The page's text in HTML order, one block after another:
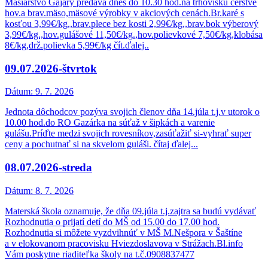
hov.a brav.mäso,mäsové výrobky v akciových cenách.Br.karé s
kosťou 3,99€/kg.,brav.plece bez kosti 2,99€/kg.,brav.bok výberový
3,99€/kg.,hov.gulášové 11,50€/kg.,hov.polievkové 7,50€/kg,klobása
8€/kg,drž.polievka 5,99€/kg čít.ďalej..
09.07.2026-štvrtok
Dátum: 9. 7. 2026
Jednota dôchodcov pozýva svojich členov dňa 14.júla t.j.v utorok o
10.00 hod.do RO Gazárka na súťaž v šipkách a varenie
gulášu.Príďte medzi svojich rovesníkov,zasúťažiť si-vyhrať super
ceny a pochutnať si na skvelom guláši. čítaj ďalej...
08.07.2026-streda
Dátum: 8. 7. 2026
Materská škola oznamuje, že dňa 09.júla t.j.zajtra sa budú vydávať
Rozhodnutia o prijatí detí do MŠ od 15.00 do 17.00 hod.
Rozhodnutia si môžete vyzdvihnúť v MŠ M.Nešpora v Šaštíne
a v elokovanom pracovisku Hviezdoslavova v Strážach.Bl.info
Vám poskytne riaditeľka školy na t.č.0908837477